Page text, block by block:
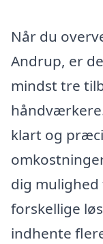
Når du
Andrup, er
mindst tre
klart og
dig
forskellige
indhente